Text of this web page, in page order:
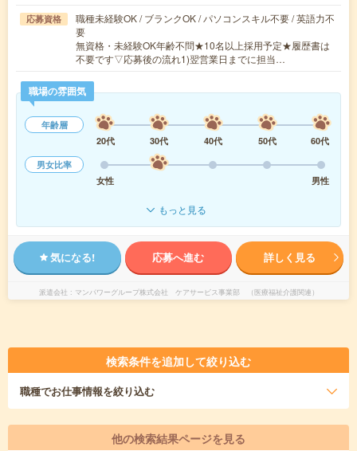
応募資格
職種未経験OK / ブランクOK / パソコンスキル不要 / 英語力不
要
無資格・未経験OK年齢不問★10名以上採用予定★履歴書は
不要です▽応募後の流れ1)翌営業日までに担当…
職場の雰囲気
年齢層
20代
30代 40代 50代
60代
男女比率
女性
男性
もっと見る
気になる! 応募へ進む 詳しく見る
派遣会社 マンパワーグループ株式会社 ケアサービス事業部 （医療福祉介護関連）
検索条件を追加して絞り込む
職種でお仕事情報を絞り込む
他の検索結果ページを見る